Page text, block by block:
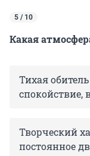
5 / 10
Какая
Тихая
спокойствие,
Творческий
постоянное